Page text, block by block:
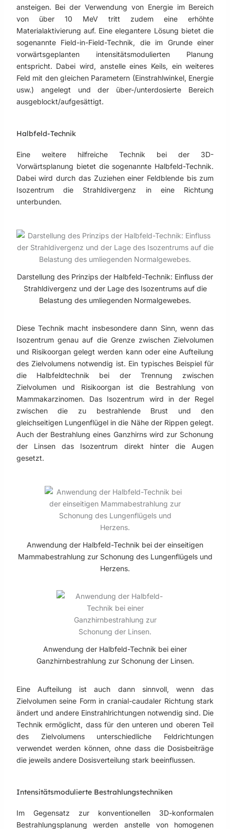
ansteigen. Bei der Verwendung von Energie im Bereich
von über 10 MeV tritt zudem eine erhöhte
Materialaktivierung auf. Eine elegantere Lösung bietet die
sogenannte Field-in-Field-Technik, die im Grunde einer
vorwärtsgeplanten intensitätsmodulierten Planung
entspricht. Dabei wird, anstelle eines Keils, ein weiteres
Feld mit den gleichen Parametern (Einstrahlwinkel, Energie
usw.) angelegt und der über-/unterdosierte Bereich
ausgeblockt/aufgesättigt.
Halbfeld-Technik
Eine weitere hilfreiche Technik bei der 3D-
Vorwärtsplanung bietet die sogenannte Halbfeld-Technik.
Dabei wird durch das Zuziehen einer Feldblende bis zum
Isozentrum die Strahldivergenz in eine Richtung
unterbunden.
Darstellung des Prinzips der Halbfeld-Technik: Einfluss der
Strahldivergenz und der Lage des Isozentrums auf die
Belastung des umliegenden Normalgewebes.
Diese Technik macht insbesondere dann Sinn, wenn das
Isozentrum genau auf die Grenze zwischen Zielvolumen
und Risikoorgan gelegt werden kann oder eine Aufteilung
des Zielvolumens notwendig ist. Ein typisches Beispiel für
die Halbfeldtechnik bei der Trennung zwischen
Zielvolumen und Risikoorgan ist die Bestrahlung von
Mammakarzinomen. Das Isozentrum wird in der Regel
zwischen die zu bestrahlende Brust und den
gleichseitigen Lungenflügel in die Nähe der Rippen gelegt.
Auch der Bestrahlung eines Ganzhirns wird zur Schonung
der Linsen das Isozentrum direkt hinter die Augen
gesetzt.
Anwendung der Halbfeld-Technik bei der einseitigen
Mammabestrahlung zur Schonung des Lungenflügels und
Herzens.
Anwendung der Halbfeld-Technik bei einer
Ganzhirnbestrahlung zur Schonung der Linsen.
Eine Aufteilung ist auch dann sinnvoll, wenn das
Zielvolumen seine Form in cranial-caudaler Richtung stark
ändert und andere Einstrahlrichtungen notwendig sind. Die
Technik ermöglicht, dass für den unteren und oberen Teil
des Zielvolumens unterschiedliche Feldrichtungen
verwendet werden können, ohne dass die Dosisbeiträge
die jeweils andere Dosisverteilung stark beeinflussen.
Intensitätsmodulierte Bestrahlungstechniken
Im Gegensatz zur konventionellen 3D-konformalen
Bestrahlungsplanung werden anstelle von homogenen